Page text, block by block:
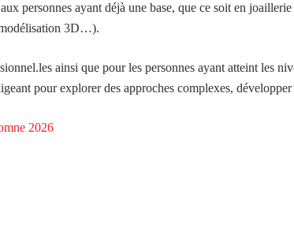
aux personnes ayant déjà une base, que ce soit en
3D…).
ainsi que pour les personnes ayant atteint les
pour explorer des approches complexes,
2026